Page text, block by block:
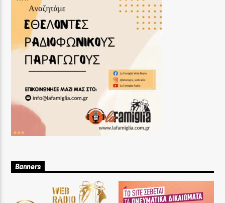
Banners